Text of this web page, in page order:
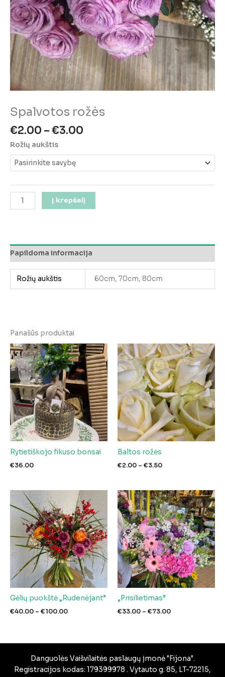
Spalvotos rožės
€2.00 –€3.00
€2.00
€3.00
Rožių aukštis
produkto
kiekis:
Į krepšelį
Papildoma informacija
Rožių aukštis 60cm, 70cm, 80cm
Panašūs produktai
Rytietiškojo fikuso bonsai
€36.00
Baltos rožės
€2.00 – €3.50Price
through
€3.50
Gėlių puokštė „Rudenėjant”
€40.00 – €100.00Price
€100.00
„Prisilietimas”
€33.00 – €73.00Price
€73.00
Danguolės Vaišvilaitės paslaugų įmonė "Fijona".
Registracijos kodas: 179399978 . Vytauto g. 85, LT-72215,